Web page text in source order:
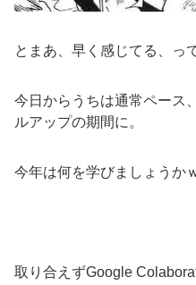
とまあ、早く感じてる、っ
今日からうちは通常ペース
ルアップの期間に。
今年は何を学びましょうか
取り合えずGoogle